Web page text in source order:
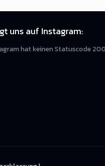
uns auf Instagram:
hat keinen Statuscode